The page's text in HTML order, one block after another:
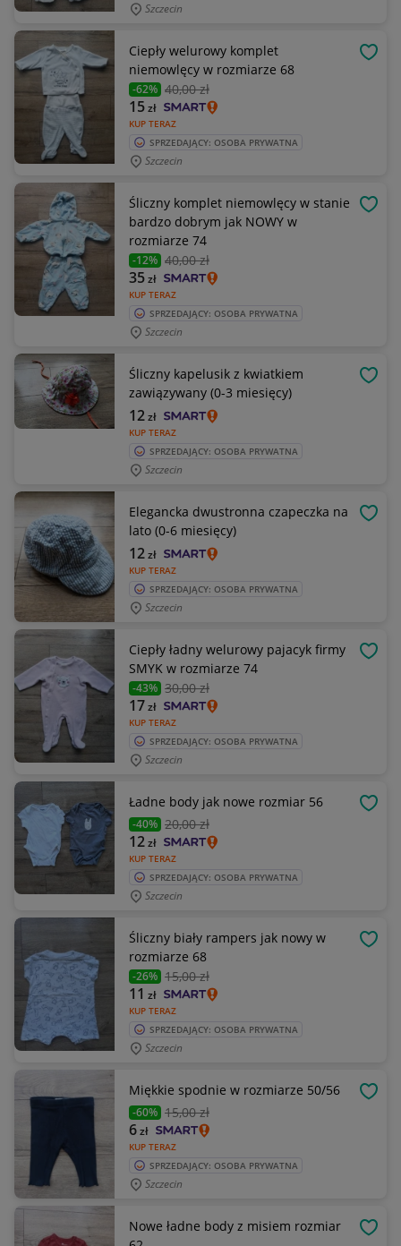
Szczecin
Ciepły welurowy komplet
niemowlęcy w rozmiarze 68
-62% 40,00 zł
KUP TERAZ
15zł
SPRZEDAJĄCY: OSOBA PRYWATNA
Szczecin
Śliczny komplet niemowlęcy w stanie
bardzo dobrym jak NOWY w
rozmiarze 74
-12% 40,00 zł
KUP TERAZ
35zł
SPRZEDAJĄCY: OSOBA PRYWATNA
Szczecin
Śliczny kapelusik z kwiatkiem
zawiązywany (0-3 miesięcy)
KUP TERAZ
12zł
SPRZEDAJĄCY: OSOBA PRYWATNA
Szczecin
Elegancka dwustronna czapeczka na
lato (0-6 miesięcy)
KUP TERAZ
12zł
SPRZEDAJĄCY: OSOBA PRYWATNA
Szczecin
Ciepły ładny welurowy pajacyk firmy
SMYK w rozmiarze 74
-43% 30,00 zł
KUP TERAZ
17zł
SPRZEDAJĄCY: OSOBA PRYWATNA
Szczecin
Ładne body jak nowe rozmiar 56
-40% 20,00 zł
KUP TERAZ
12zł
SPRZEDAJĄCY: OSOBA PRYWATNA
Szczecin
Śliczny biały rampers jak nowy w
rozmiarze 68
-26% 15,00 zł
KUP TERAZ
11 zł
SPRZEDAJĄCY: OSOBA PRYWATNA
Szczecin
Miękkie spodnie w rozmiarze 50/56
-60% 15,00 zł
KUP TERAZ
6zł
SPRZEDAJĄCY: OSOBA PRYWATNA
Szczecin
Nowe ładne body z misiem rozmiar